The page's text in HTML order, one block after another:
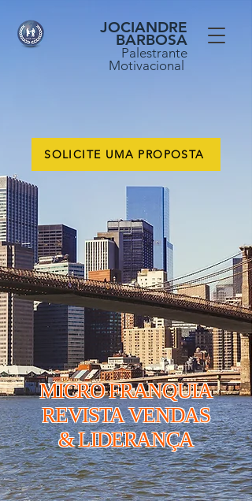
JOCIANDRE
BARBOSA
Palestrante
Motivacional
SOLICITE UMA PROPOSTA
MICRO FRANQUIA
REVISTA VENDAS
& LIDERANÇA